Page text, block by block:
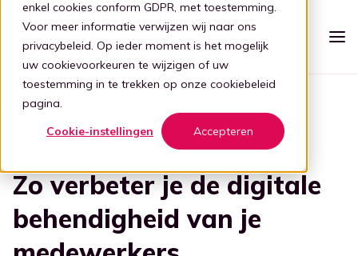
enkel cookies conform GDPR, met toestemming.
Voor meer informatie verwijzen wij naar ons
privacybeleid. Op ieder moment is het mogelijk
uw cookievoorkeuren te wijzigen of uw
toestemming in te trekken op onze cookiebeleid
pagina.
Cookie-instellingen
Accepteren
Platform
Intelligente werkplek
Eenvoudige werkplek
Stap 1: Vereenvoudigen
Verbind al je apps
Stap 2: Verbinden
Prijzen
Voor wie
Zorg
Zorg
Partners
Voor partners
Back to overview
DIGITAL EMPLOYEE EXPERIENCE Leestijd 8 min
Zo verbeter je de digitale
behendigheid van je